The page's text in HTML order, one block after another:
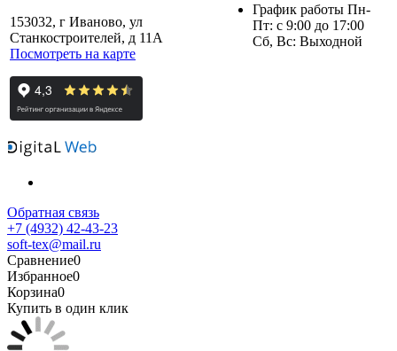
153032, г Иваново, ул
Станкостроителей, д 11А
Посмотреть на карте
График работы Пн-
Пт: с 9:00 до 17:00
Сб, Вс: Выходной
Обратная связь
+7 (4932) 42-43-23
soft-tex@mail.ru
Сравнение0
Избранное0
Корзина0
Купить в один клик